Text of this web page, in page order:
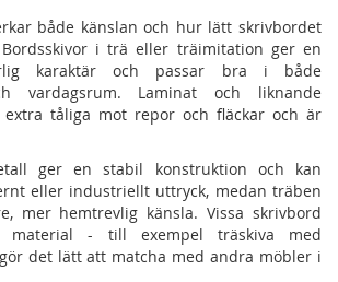
både känslan och hur lätt skrivbordet
i trä eller träimitation ger en
karaktär och passar bra i både
vardagsrum. Laminat och liknande
tåliga mot repor och fläckar och är
ger en stabil konstruktion och kan
eller industriellt uttryck, medan träben
mer hemtrevlig känsla. Vissa skrivbord
material - till exempel träskiva med
det lätt att matcha med andra möbler i